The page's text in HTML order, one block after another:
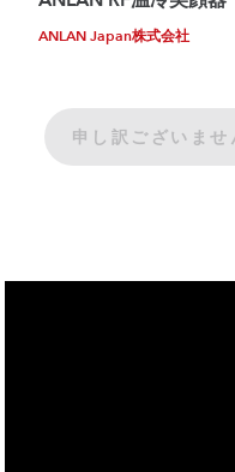
ANLAN Japan株式会社
申し訳ございませ